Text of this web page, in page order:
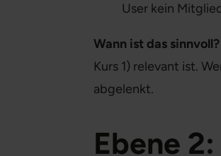
User kein
Wann ist das sinnvoll?
Kurs 1) relevant ist.
abgelenkt.
Ebene